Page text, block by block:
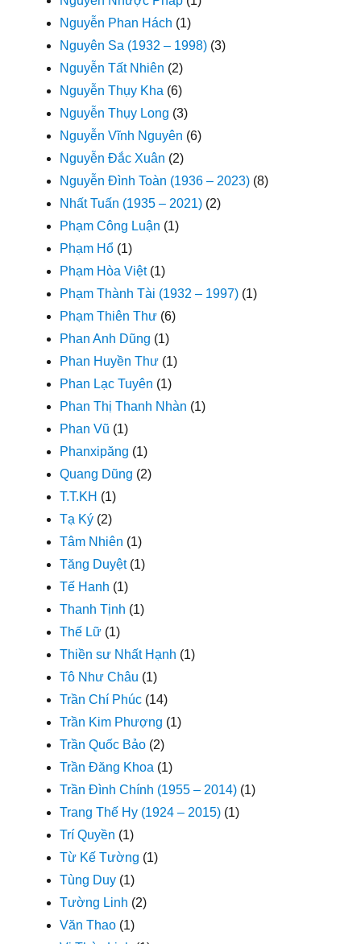
Nguyễn Phan Hách (1)
Nguyên Sa (1932 – 1998) (3)
Nguyễn Tất Nhiên (2)
Nguyễn Thụy Kha (6)
Nguyễn Thụy Long (3)
Nguyễn Vĩnh Nguyên (6)
Nguyễn Đắc Xuân (2)
Nguyễn Đình Toàn (1936 – 2023) (8)
Nhất Tuấn (1935 – 2021) (2)
Phạm Công Luận (1)
Phạm Hổ (1)
Phạm Hòa Việt(1)
Phạm Thành Tài (1932 – 1997) (1)
Phạm Thiên Thư (6)
Phan Anh Dũng (1)
Phan Huyền Thư (1)
Phan Lạc Tuyên (1)
Phan Thị Thanh Nhàn (1)
Phan Vũ (1)
Phanxipăng (1)
Quang Dũng (2)
T.T.KH (1)
Tạ Ký (2)
Tâm Nhiên (1)
Tăng Duyệt(1)
Tế Hanh (1)
Thanh Tịnh (1)
Thế Lữ (1)
Thiền sư Nhất Hạnh (1)
Tô Như Châu (1)
Trần Chí Phúc (14)
Trần Kim Phượng (1)
Trần Quốc Bảo (2)
Trần Đăng Khoa (1)
Trần Đình Chính (1955 – 2014) (1)
Trang Thế Hy (1924 – 2015) (1)
Trí Quyền (1)
Từ Kế Tường (1)
Tùng Duy (1)
Tường Linh (2)
Văn Thao (1)